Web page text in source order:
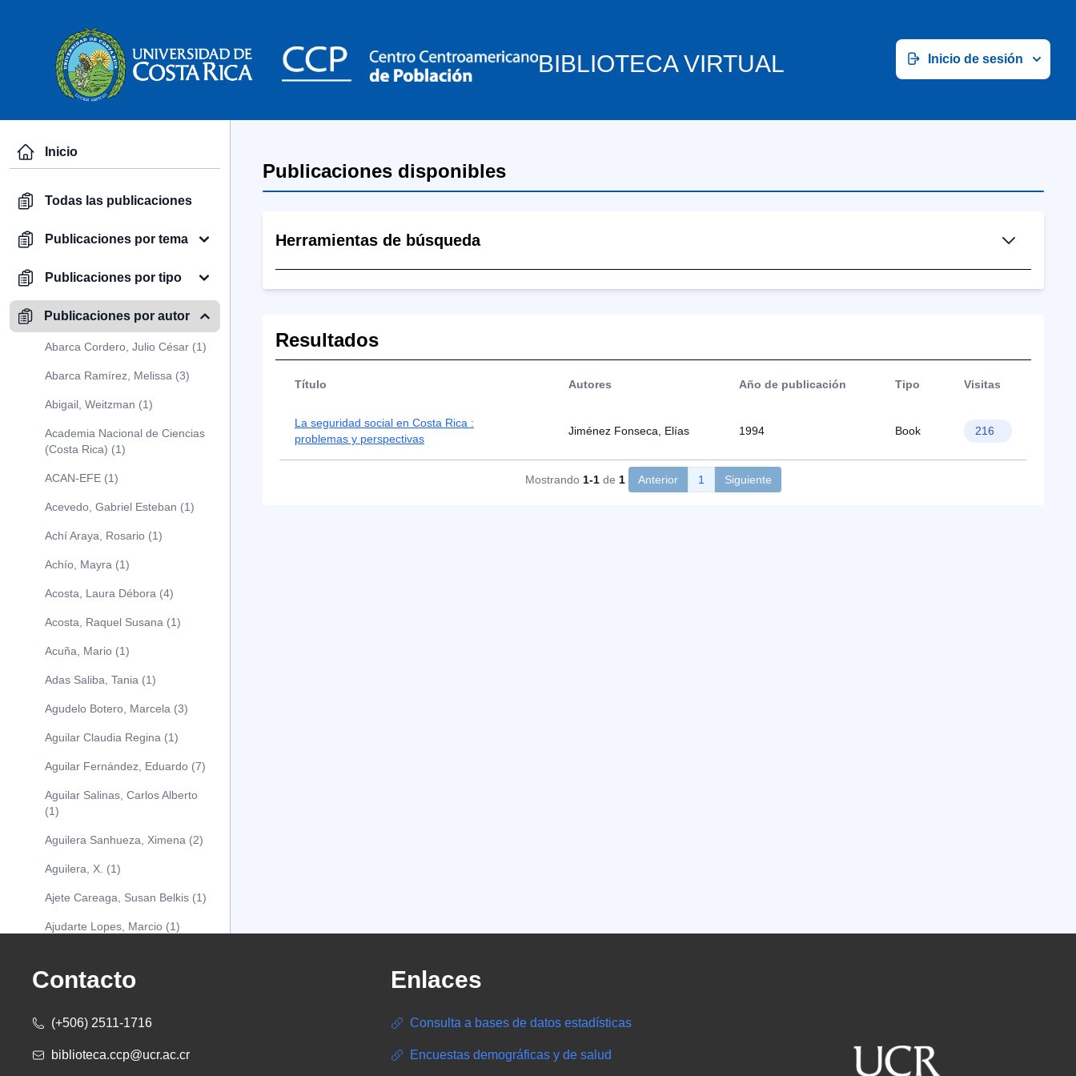
BIBLIOTECA VIRTUAL Inicio de sesión
Inicio
Todas las publicaciones
Publicaciones por tema
Publicaciones por tipo
Publicaciones por autor
Abarca Cordero, Julio César (1)
Abarca Ramírez, Melissa (3)
Abigail, Weitzman (1)
Academia Nacional de Ciencias
(Costa Rica) (1)
ACAN-EFE (1)
Acevedo, Gabriel Esteban (1)
Achí Araya, Rosario (1)
Achío, Mayra (1)
Acosta, Laura Débora (4)
Acosta, Raquel Susana (1)
Acuña, Mario (1)
Adas Saliba, Tania (1)
Agudelo Botero, Marcela (3)
Aguilar Claudia Regina (1)
Aguilar Fernández, Eduardo (7)
Aguilar Salinas, Carlos Alberto
(1)
Aguilera Sanhueza, Ximena (2)
Aguilera, X. (1)
Ajete Careaga, Susan Belkis (1)
Ajudarte Lopes, Marcio (1)
(1)
Albareda Tiana (1)
Alcócer Alfaro, Diana (1)
Publicaciones disponibles
Herramientas de búsqueda
Resultados
Título Autores Año de publicación Tipo Visitas
La seguridad social en Costa Rica :
problemas y perspectivas
Jiménez Fonseca, Elías 1994 Book 216
Mostrando 1-1 de 1 Anterior 1 Siguiente
Contacto
(+506) 2511-1716
biblioteca.ccp@ucr.ac.cr
Enlaces
Consulta a bases de datos estadísticas
Encuestas demográficas y de salud